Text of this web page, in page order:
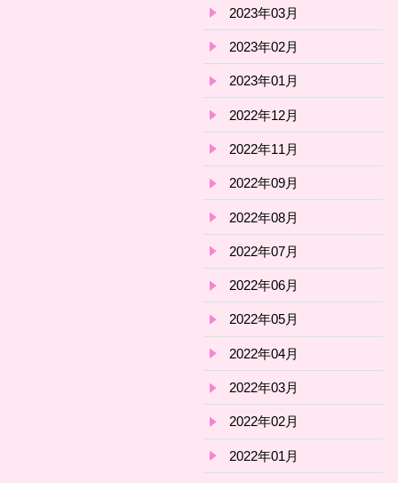
2023年03月
2023年02月
2023年01月
2022年12月
2022年11月
2022年09月
2022年08月
2022年07月
2022年06月
2022年05月
2022年04月
2022年03月
2022年02月
2022年01月